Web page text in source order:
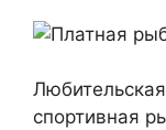
спортивная